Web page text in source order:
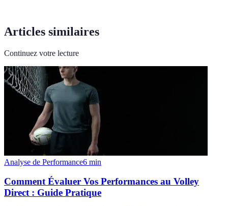
Articles similaires
Continuez votre lecture
Analyse de Performance6 min
Comment Évaluer Vos Performances au Volley
Direct : Guide Pratique